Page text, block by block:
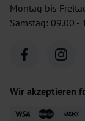
Montag bis
Samstag: 09.00 -
Wir akzeptieren